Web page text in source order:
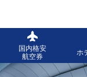
国内格安
航空券
ホ